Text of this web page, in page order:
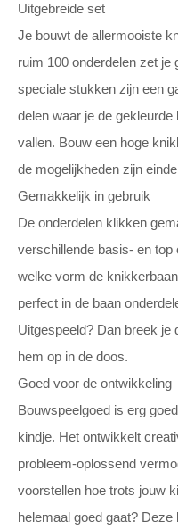
Uitgebreide set
Je bouwt de allermooiste
ruim 100 onderdelen zet je
speciale stukken zijn een
delen waar je de
vallen. Bouw een hoge
de mogelijkheden zijn
Gemakkelijk in gebruik
De onderdelen klikken
verschillende basis- en top
welke vorm de
perfect in de baan
Uitgespeeld? Dan breek je
hem op in de doos.
Goed voor de ontwikkeling
Bouwspeelgoed is erg
kindje. Het ontwikkelt
probleem-oplossend
voorstellen hoe trots jouw
helemaal goed gaat?